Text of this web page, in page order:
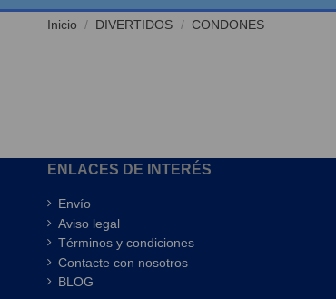
Inicio DIVERTIDOS CONDONES
ENLACES DE INTERÉS
Envío
Aviso legal
Términos y condiciones
Contacte con nosotros
BLOG